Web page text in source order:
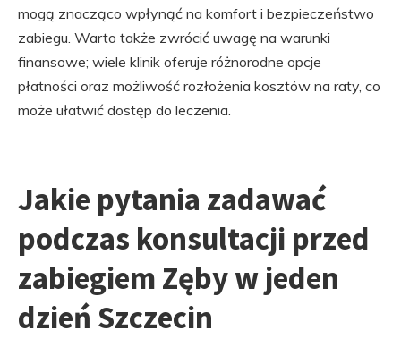
mogą znacząco wpłynąć na komfort i bezpieczeństwo
zabiegu. Warto także zwrócić uwagę na warunki
finansowe; wiele klinik oferuje różnorodne opcje
płatności oraz możliwość rozłożenia kosztów na raty, co
może ułatwić dostęp do leczenia.
Jakie pytania zadawać
podczas konsultacji przed
zabiegiem Zęby w jeden
dzień Szczecin